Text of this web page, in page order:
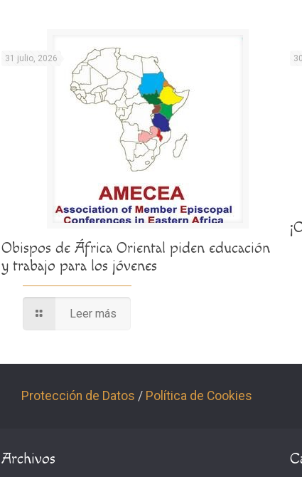
31 julio, 2026
Obispos de África Oriental piden educación
y trabajo para los jóvenes
Leer más
Protección de Datos / Política de Cookies
Archivos